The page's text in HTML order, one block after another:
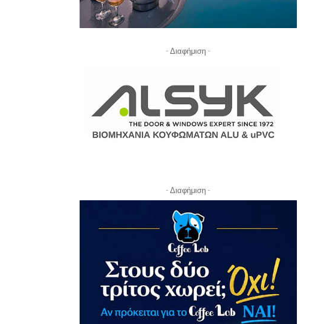
- Διαφήμιση -
- Διαφήμιση -